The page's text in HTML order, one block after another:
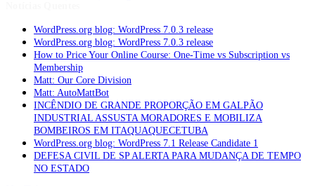
WordPress.org blog: WordPress 7.0.3 release
WordPress.org blog: WordPress 7.0.3 release
How to Price Your Online Course: One-Time vs Subscription vs
Membership
Matt: Our Core Division
Matt: AutoMattBot
INCÊNDIO DE GRANDE PROPORÇÃO EM GALPÃO
INDUSTRIAL ASSUSTA MORADORES E MOBILIZA
BOMBEIROS EM ITAQUAQUECETUBA
WordPress.org blog: WordPress 7.1 Release Candidate 1
DEFESA CIVIL DE SP ALERTA PARA MUDANÇA DE TEMPO
NO ESTADO